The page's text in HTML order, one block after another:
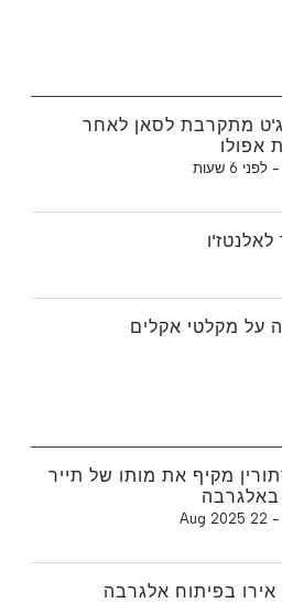
ג'ט מתקרבת לסאן לאחר
אפולו
- לפני 6 שעות
לאלנטז'ו
על מקלטי אקלים
מקיף את מותו של תייר
באלגרבה
-
22 Aug 2025